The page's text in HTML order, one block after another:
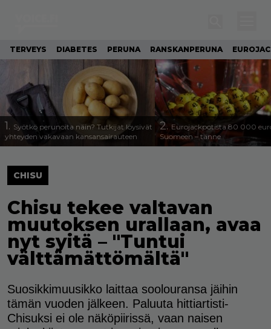
TERVEYS DIABETES PERUNA RANSKANPERUNA
1. Syötkö perunoita näin? Tutkijat löysivät
yhteyden vakavaan kansansairauteen
2. Eurojackpotista 80 000
Suomeen – tänne
CHISU
Chisu tekee valtavan
muutoksen urallaan, avaa
nyt syitä – "Tuntui
välttämättömältä"
Suosikkimuusikko laittaa soolouransa jäihin
tämän vuoden jälkeen. Paluuta hittiartisti-
Chisuksi ei ole näköpiirissä, vaan naisen